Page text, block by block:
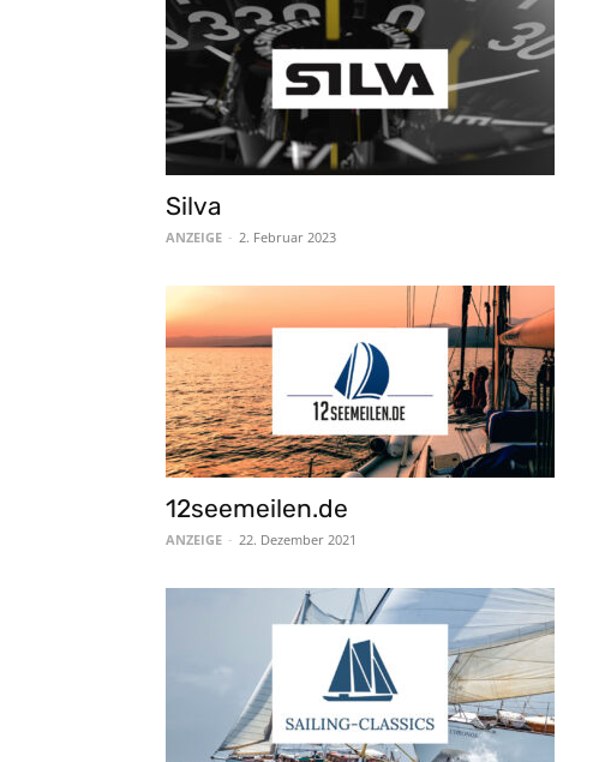
Silva
ANZEIGE - 2. Februar 2023
12seemeilen.de
ANZEIGE - 22. Dezember 2021